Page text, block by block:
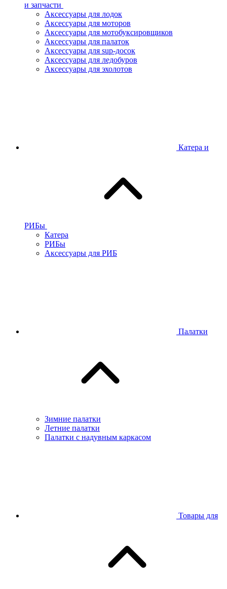
и запчасти
Аксессуары для лодок
Аксессуары для моторов
Аксессуары для мотобуксировщиков
Аксессуары для палаток
Аксессуары для sup-досок
Аксессуары для ледобуров
Аксессуары для эхолотов
Катера и
РИБы
Катера
РИБы
Аксессуары для РИБ
Палатки
Зимние палатки
Летние палатки
Палатки с надувным каркасом
Товары для